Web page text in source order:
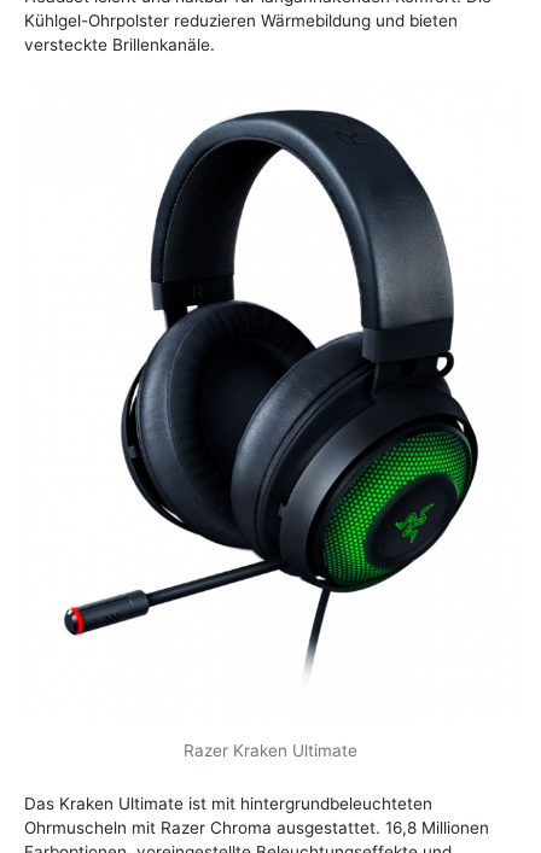
Kühlgel-Ohrpolster reduzieren Wärmebildung und bieten
versteckte Brillenkanäle.
Razer Kraken Ultimate
Das Kraken Ultimate ist mit hintergrundbeleuchteten
Ohrmuscheln mit Razer Chroma ausgestattet. 16,8 Millionen